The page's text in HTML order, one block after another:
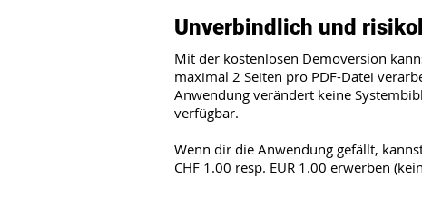
Unverbindlich und
Mit der kostenlosen Demoversion
maximal 2 Seiten pro PDF-Datei
Anwendung verändert keine
verfügbar.
Wenn dir die Anwendung gefällt,
CHF 1.00 resp. EUR 1.00 erwerben